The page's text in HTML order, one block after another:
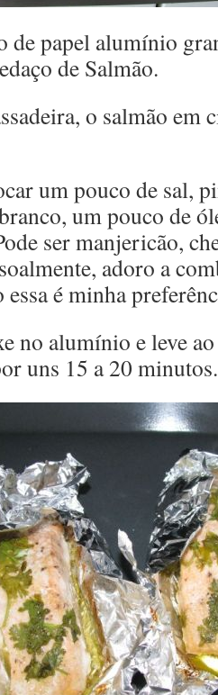
de papel alumínio
de Salmão.
o salmão em
um pouco de sal,
um pouco de
ser manjericão,
adoro a
é minha
no alumínio e leve
uns 15 a 20 minutos.